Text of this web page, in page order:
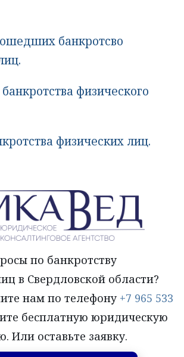
банкротсво
физического
физических лиц.
по банкротству
в Свердловской области?
нам по телефону +7 965 533
бесплатную юридическую
Или оставьте заявку.